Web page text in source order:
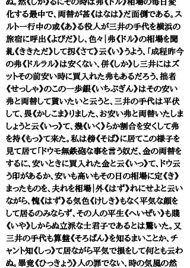
ぬ。然《しか》るにその時は弗《ドル》相場の毎日変
化する最中で、両替が甚《はなは》だ面倒である。ス
ルト一行中の或《あ》る役人が三井の手代を横浜の
旅宿に呼出《よびだ》し、色々｜弗《ドル》の相場を聞
糺《ききただ》して扨《さて》云《い》うよう、「成程昨今
の弗《ドルラル》は安くない、併《しか》し三井にはズ
ットその前安い時に買入れた弗もあるだろう、拙者
《せっしゃ》のこの一歩銀《いちぶぎん》はその安い
弗と両替して貰いたいと云うと、三井の手代は平伏
して、畏《かしこま》りました、お安い弗と両替いたしま
しょうと云《いっ》て、幾《いく》らか割合を安くして弗
を持《もっ》て来た。私は傍《そば》に居てこの様子を
見て居て「ドウモ無鉄砲な事を言う奴だ、金の両替を
するに、安いときに買入れた金と云《いっ》て、ドウ云
う印があるか、安いも高いもその日の相場に定《き》
まったものを、夫れを相場｜外《はず》れにせよと云い
ながら、愧《はず》る気色《けしき》もなく平気な顔を
して居るのみならず、その人の平生《へいぜい》も賤
《いや》しからぬ立派な士君子であるとは驚いた。又
三井の手代も算盤《そろばん》を知るまいことか、チ
ャント知《しっ》て居ながら平気で損をして何とも云わ
ぬ。畢竟《ひっきょう》人の罪でない、時の気風の然